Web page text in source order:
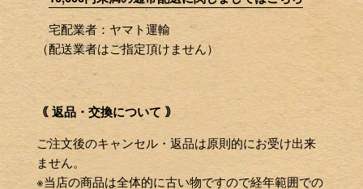
宅配業者：ヤマト運輸
（配送業者はご指定頂けません）
｟ 返品・交換について ｠
ご注文後のキャンセル・返品は原則的にお受け出来
ません。
※当店の商品は全体的に古い物ですので経年範囲での